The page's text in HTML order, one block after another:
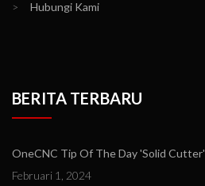
> Hubungi Kami
BERITA TERBARU
OneCNC Tip Of The Day 'Solid Cutter'
Februari 1, 2024